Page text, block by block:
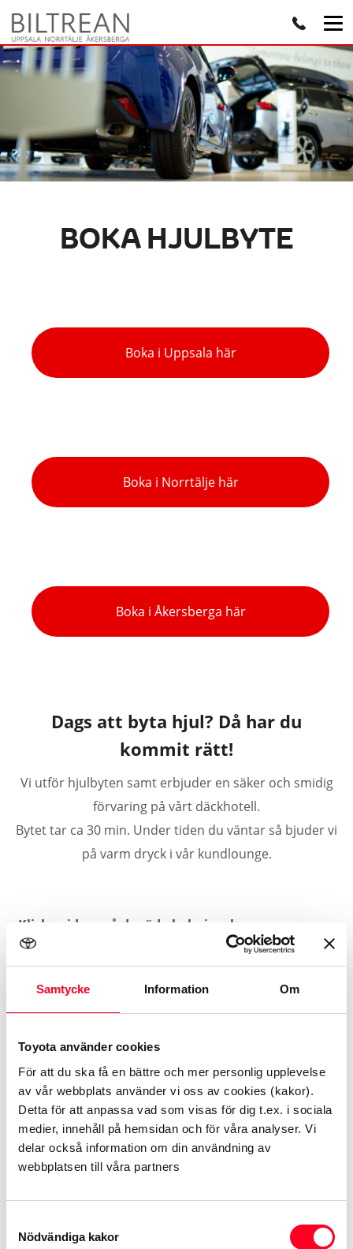
Samtycke Information Om
Toyota använder cookies
För att du ska få en bättre och mer personlig upplevelse
av vår webbplats använder vi oss av cookies (kakor).
Detta för att anpassa vad som visas för dig t.ex. i sociala
medier, innehåll på hemsidan och för våra analyser. Vi
delar också information om din användning av
webbplatsen till våra partners
Nödvändiga kakor
BOKA HJULBYTE
Boka i Uppsala här
Boka i Norrtälje här
Boka i Åkersberga här
Dags att byta hjul? Då har du
kommit rätt!
Vi utför hjulbyten samt erbjuder en säker och smidig
förvaring på vårt däckhotell.
Bytet tar ca 30 min. Under tiden du väntar så bjuder vi
på varm dryck i vår kundlounge.
Klicka vidare på de röda bokningsknapparna ovan
för att få upp förslag på lediga tider samt se priser.
Läs mer om vår däckservice samt däckhotell här.
Ring Uppsala 018-66 08 80
Ring Norrtälje: 0176-700 170
Ring Åkersberga: 08-544 103 60
Kontakta verkstaden